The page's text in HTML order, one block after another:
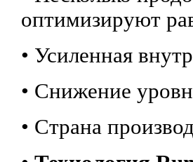
оптимизируют
• Усиленная
• Снижение
• Страна